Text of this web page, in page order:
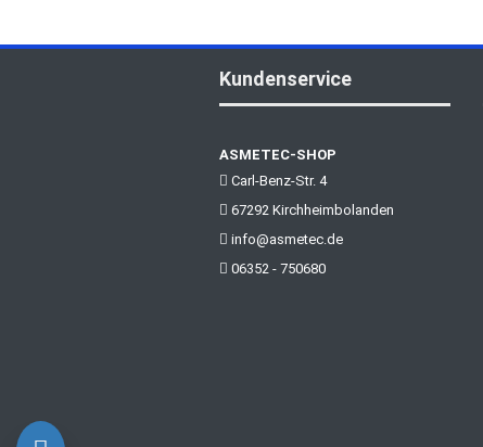
Kundenservice
ASMETEC-SHOP
Carl-Benz-Str. 4
67292 Kirchheimbolanden
info@asmetec.de
06352 - 750680